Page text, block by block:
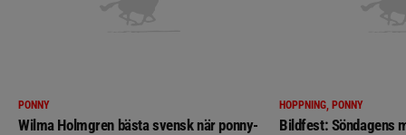
PONNY
Wilma Holmgren bästa svensk när ponny-
HOPPNING, PONNY
Bildfest: Söndagens